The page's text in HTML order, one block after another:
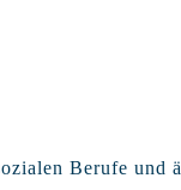
Berufe und